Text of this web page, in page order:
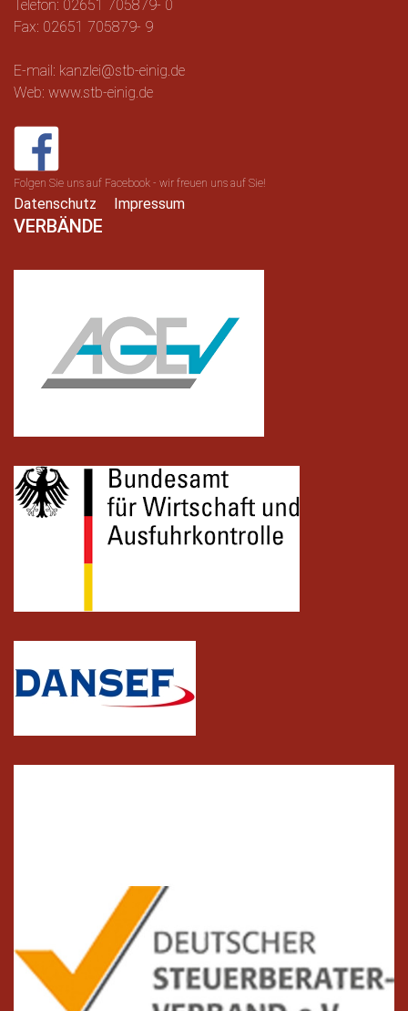
Telefon: 02651 705879- 0
Fax: 02651 705879- 9
E-mail: kanzlei@stb-einig.de
Web: www.stb-einig.de
Folgen Sie uns auf Facebook - wir freuen uns auf Sie!
Datenschutz Impressum
VERBÄNDE